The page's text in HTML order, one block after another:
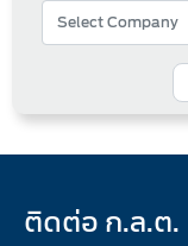
ติดต่อ ก.ล.ต.